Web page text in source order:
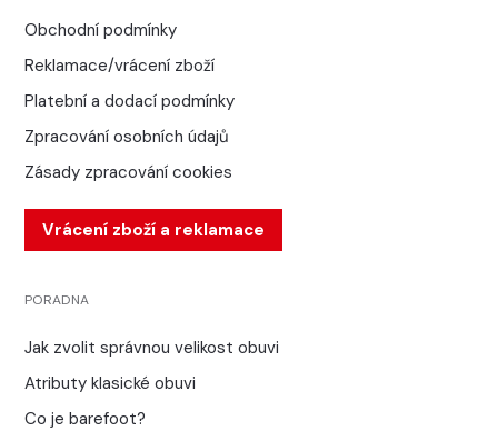
Obchodní podmínky
Reklamace/vrácení zboží
Platební a dodací podmínky
Zpracování osobních údajů
Zásady zpracování cookies
Vrácení zboží a reklamace
PORADNA
Jak zvolit správnou velikost obuvi
Atributy klasické obuvi
Co je barefoot?